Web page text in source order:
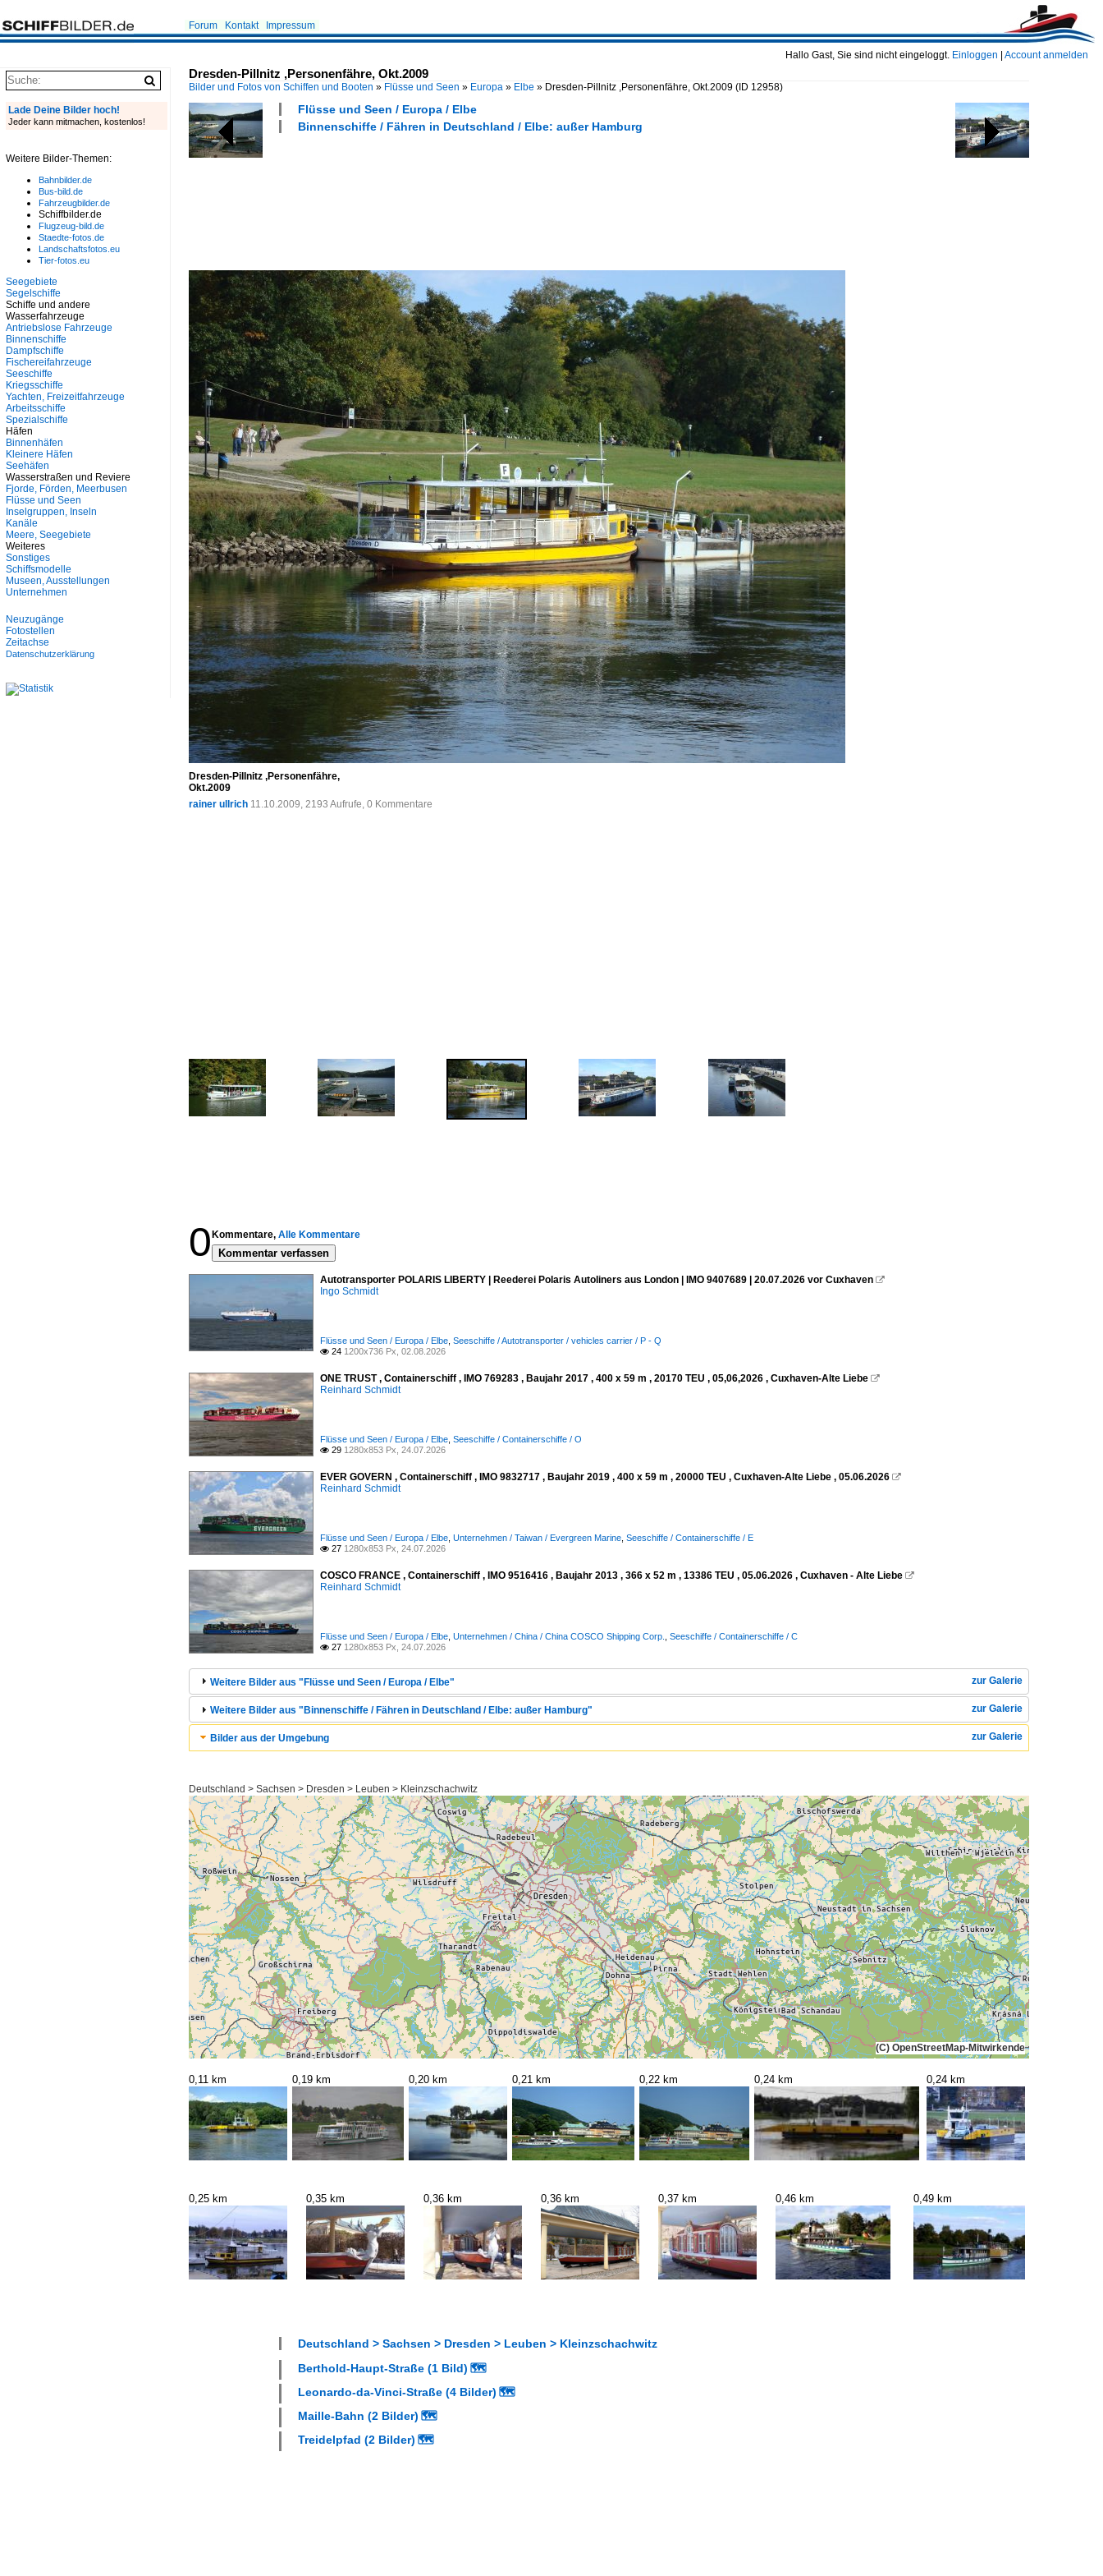
Hallo Gast, Sie sind nicht eingeloggt. Einloggen Account anmelden
Forum Kontakt Impressum
Dresden-Pillnitz ,Personenfähre, Okt.2009
Bilder und Fotos von Schiffen und Booten » Flüsse und Seen » Europa » Elbe » Dresden-Pillnitz ,Personenfähre, Okt.2009 (ID 12958)
Flüsse und Seen / Europa / Elbe
Binnenschiffe / Fähren in Deutschland / Elbe: außer Hamburg
Dresden-Pillnitz ,Personenfähre,
Okt.2009
rainer ullrich 11.10.2009, 2193 Aufrufe, 0 Kommentare
0 Kommentare, Alle Kommentare
Kommentar verfassen
Autotransporter POLARIS LIBERTY | Reederei Polaris Autoliners aus London | IMO 9407689 | 20.07.2026 vor Cuxhaven 
Ingo Schmidt
Flüsse und Seen / Europa / Elbe Seeschiffe / Autotransporter / vehicles carrier / P - Q
 24 1200x736 Px, 02.08.2026
ONE TRUST , Containerschiff , IMO 769283 , Baujahr 2017 , 400 x 59 m , 20170 TEU , 05,06,2026 , Cuxhaven-Alte Liebe 
Reinhard Schmidt
Flüsse und Seen / Europa / Elbe Seeschiffe / Containerschiffe / O
 29 1280x853 Px, 24.07.2026
EVER GOVERN , Containerschiff , IMO 9832717 , Baujahr 2019 , 400 x 59 m , 20000 TEU , Cuxhaven-Alte Liebe , 05.06.2026 
Reinhard Schmidt
Flüsse und Seen / Europa / Elbe Unternehmen / Taiwan / Evergreen Marine Seeschiffe / Containerschiffe / E
 27 1280x853 Px, 24.07.2026
COSCO FRANCE , Containerschiff , IMO 9516416 , Baujahr 2013 , 366 x 52 m , 13386 TEU , 05.06.2026 , Cuxhaven - Alte Liebe 
Reinhard Schmidt
Flüsse und Seen / Europa / Elbe Unternehmen / China / China COSCO Shipping Corp. Seeschiffe / Containerschiffe / C
 27 1280x853 Px, 24.07.2026
zur Galerie
Weitere Bilder aus "Flüsse und Seen / Europa / Elbe"
zur Galerie
Weitere Bilder aus "Binnenschiffe / Fähren in Deutschland / Elbe: außer Hamburg"
zur Galerie
Bilder aus der Umgebung
Deutschland > Sachsen > Dresden > Leuben > Kleinzschachwitz
(C) OpenStreetMap-Mitwirkende
0,11 km 0,19 km 0,20 km 0,21 km 0,22 km 0,24 km 0,24 km
0,25 km 0,35 km 0,36 km 0,36 km 0,37 km 0,46 km 0,49 km
Deutschland > Sachsen > Dresden > Leuben > Kleinzschachwitz
Berthold-Haupt-Straße (1 Bild) 🗺
Leonardo-da-Vinci-Straße (4 Bilder) 🗺
Maille-Bahn (2 Bilder) 🗺
Treidelpfad (2 Bilder) 🗺
Lade Deine Bilder hoch!
Jeder kann mitmachen, kostenlos!
Weitere Bilder-Themen:
Bahnbilder.de
Bus-bild.de
Fahrzeugbilder.de
Schiffbilder.de
Flugzeug-bild.de
Staedte-fotos.de
Landschaftsfotos.eu
Tier-fotos.eu
Seegebiete
Segelschiffe
Schiffe und andere
Wasserfahrzeuge
Antriebslose Fahrzeuge
Binnenschiffe
Dampfschiffe
Fischereifahrzeuge
Seeschiffe
Kriegsschiffe
Yachten, Freizeitfahrzeuge
Arbeitsschiffe
Spezialschiffe
Häfen
Binnenhäfen
Kleinere Häfen
Seehäfen
Wasserstraßen und Reviere
Fjorde, Förden, Meerbusen
Flüsse und Seen
Inselgruppen, Inseln
Kanäle
Meere, Seegebiete
Weiteres
Sonstiges
Schiffsmodelle
Museen, Ausstellungen
Unternehmen
Neuzugänge
Fotostellen
Zeitachse
Datenschutzerklärung